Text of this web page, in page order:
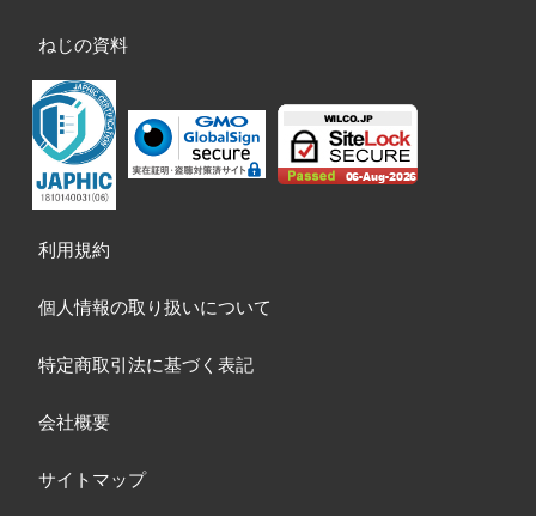
ねじの資料
利用規約
個人情報の取り扱いについて
特定商取引法に基づく表記
会社概要
サイトマップ